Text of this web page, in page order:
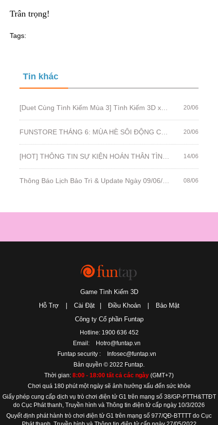
Trân trọng!
Tags:
Tin khác
20/06
20/06
14/06
08/06
Game Tình Kiếm 3D
Hỗ Trợ
Cài Đặt Điều Khoản
Bảo Mật
Công ty Cổ phần Funtap
Hotline: 1900 636 452
Email:
Hotro@funtap.vn
Funtap security :
Infosec@funtap.vn
Bản quyền © 2022 Funtap.
Thời gian: 8:00 - 18:00 tất cả các ngày (GMT+7)
Chơi quá 180 phút một ngày sẽ ảnh hưởng xấu đến sức khỏe
Giấy phép cung cấp dịch vụ trò chơi điện tử G1 trên mạng số 38/GP-PTTH&TTĐT
do Cục Phát thanh, Truyền hình và Thông tin điện tử cấp ngày 10/3/2026
Quyết định phát hành trò chơi điện tử G1 trên mạng số 977/QĐ-BTTTT do Cục